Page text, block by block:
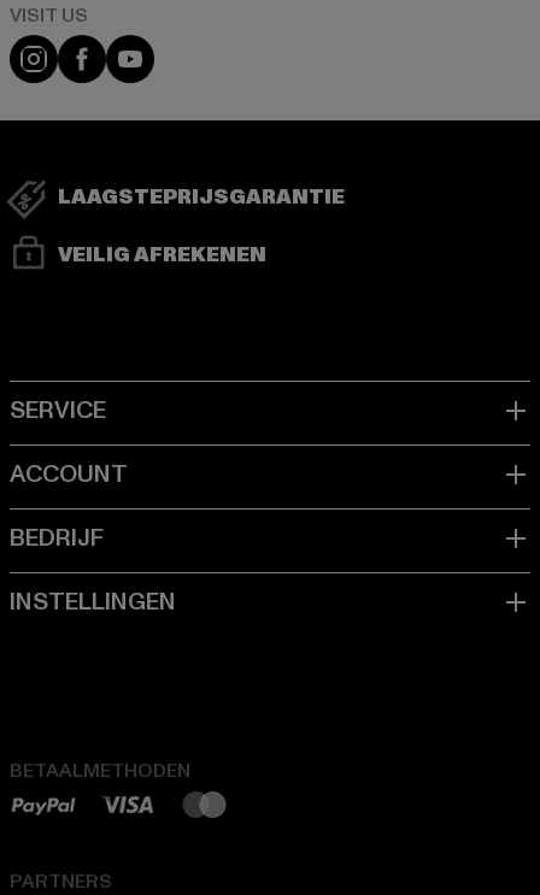
Visit our Instagram page:
Visit our Facebook page:
Visit our YouTube channel:
LAAGSTEPRIJSGARANTIE
VEILIG AFREKENEN
BETAALMETHODEN
PARTNERS